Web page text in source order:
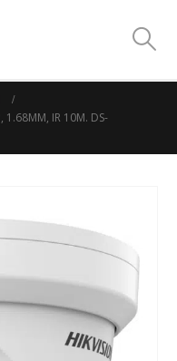
1.68MM, IR 10M. DS-